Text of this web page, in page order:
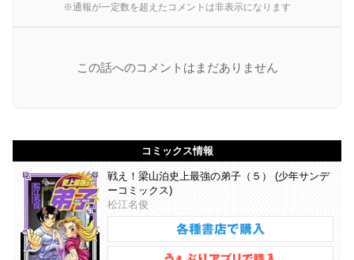
※通報が一定数を超えたコメントは非表示になります
この話へのコメントはまだありません
コミックス情報
戦え！梁山泊史上最強の弟子（５） (少年サンデ
ーコミックス)
松江名俊